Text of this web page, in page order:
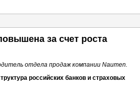
за счет роста
отдела продаж компании Naumen.
российских банков и страховых